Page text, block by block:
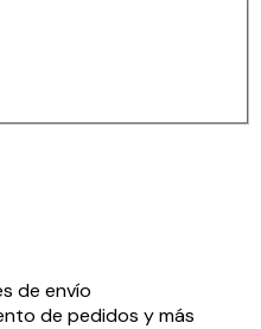
de envío
de pedidos y más